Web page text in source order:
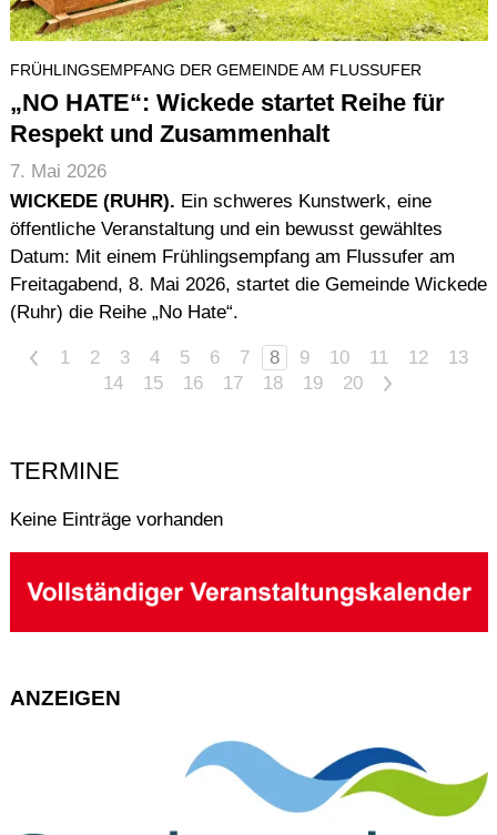
FRÜHLINGSEMPFANG DER GEMEINDE AM FLUSSUFER
„NO HATE“: Wickede startet Reihe für
Respekt und Zusammenhalt
7. Mai 2026
WICKEDE (RUHR). Ein schweres Kunstwerk, eine
öffentliche Veranstaltung und ein bewusst gewähltes
Datum: Mit einem Frühlingsempfang am Flussufer am
Freitagabend, 8. Mai 2026, startet die Gemeinde Wickede
(Ruhr) die Reihe „No Hate“.
< 1 2 3 4 5 6 7 8 9 10 11 12
13
14
15 16 17 18 19 20 >
TERMINE
Keine Einträge vorhanden
ANZEIGEN